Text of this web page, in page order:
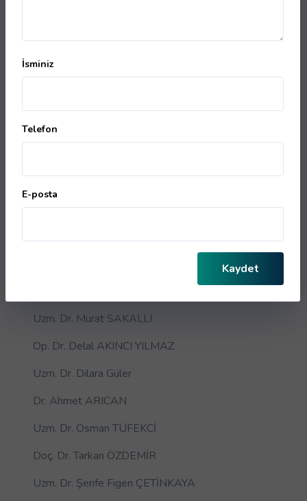
Uzm. Dr. Emine GÜL BALDANE
Dr. Tamer KALA
Uzm. Dr. İbrahim DUVARCI
Dr. Mehmet KÖKLÜ
Uzm. Dr. Murat SAKALLI
Op. Dr. Delal AKINCI YILMAZ
Uzm. Dr. Dilara Güler
Dr. Ahmet ARICAN
Uzm. Dr. Osman TÜFEKCİ
Doç. Dr. Tarkan ÖZDEMİR
Uzm. Dr. Şerife Figen ÇETİNKAYA
İsminiz
Telefon
E-posta
Kaydet